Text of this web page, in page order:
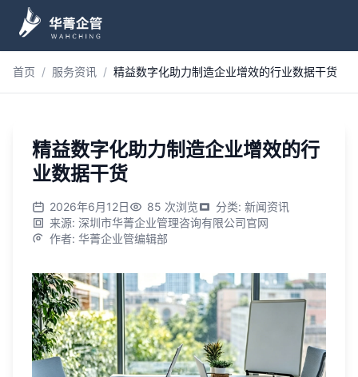
跳到主内容
首页 / 服务资讯 / 精益数字化助力制造企业增效的行业数据干货
精益数字化助力制造企业增效的行
业数据干货
2026年6月12日 85 次浏览 分类: 新闻资讯
来源: 深圳市华菁企业管理咨询有限公司官网
作者: 华菁企业管编辑部